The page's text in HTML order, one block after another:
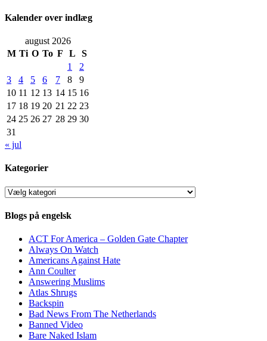
Kalender over indlæg
august 2026
M Ti O To F L
S
1
2
3
4 5 6 7 8
9
10 11 12 13 14 15 16
17 18 19 20 21 22 23
24 25 26 27 28 29 30
31
« jul
Kategorier
Kategorier
Blogs på engelsk
ACT For America – Golden Gate Chapter
Always On Watch
Americans Against Hate
Ann Coulter
Answering Muslims
Atlas Shrugs
Backspin
Bad News From The Netherlands
Banned Video
Bare Naked Islam